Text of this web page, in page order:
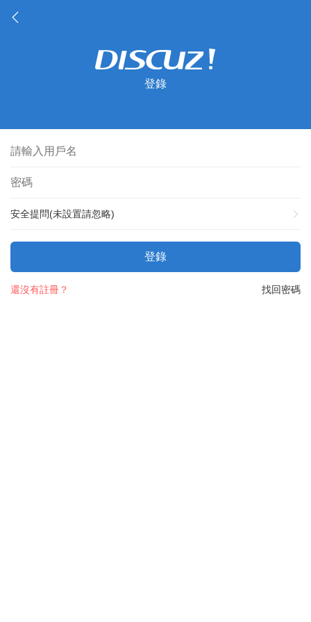
登錄
安全提問(未設置請忽略)
登錄
找回密碼
還沒有註冊？